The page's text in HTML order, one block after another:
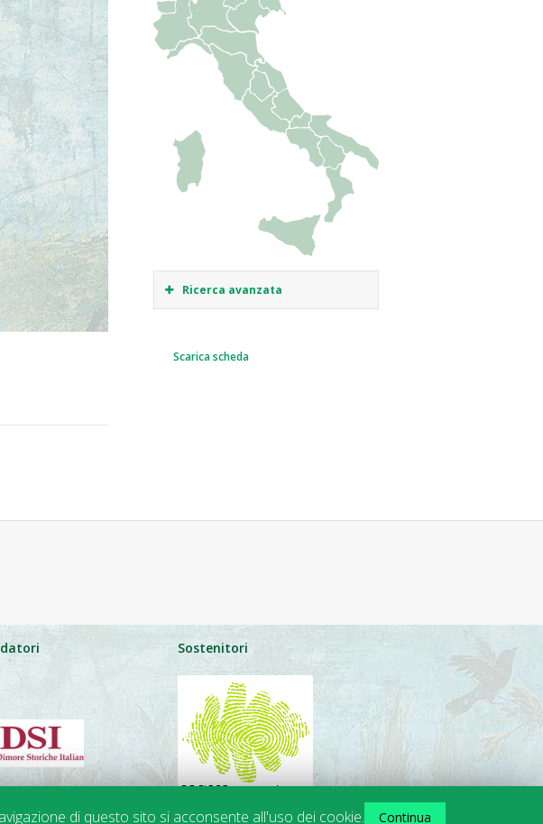
Ricerca avanzata
Scarica scheda
Sostenitori
di questo sito si acconsente all'uso dei cookie. Continua